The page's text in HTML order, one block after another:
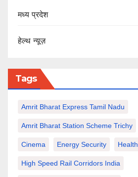
मध्य प्रदेश
हेल्थ न्यूज़
Tags
Amrit Bharat Express Tamil Nadu
Amrit Bharat Station Scheme Trichy
Cinema Energy Security Health
High Speed Rail Corridors India